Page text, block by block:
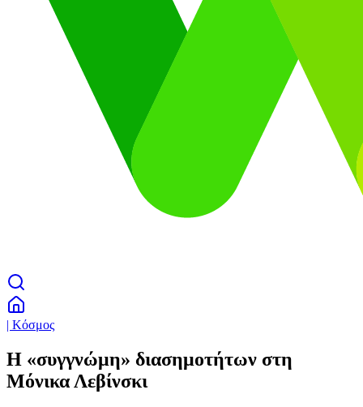
| Κόσμος
H «συγγνώμη» διασημοτήτων στη
Μόνικα Λεβίνσκι